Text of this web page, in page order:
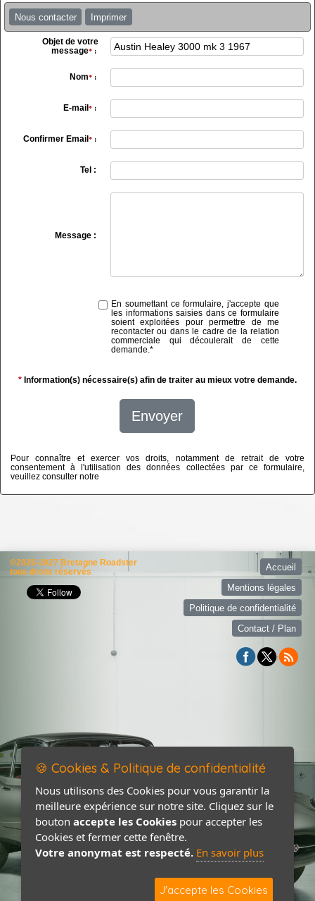
Nous contacter Imprimer
Objet de votre
message*:
Nom*:
E-mail *:
Confirmer Email *:
Tel :
Message :
En soumettant ce formulaire, j'accepte que
les informations saisies dans ce formulaire
soient exploitées pour permettre de me
recontacter ou dans le cadre de la relation
commerciale qui découlerait de cette
demande.*
* Information(s) nécessaire(s) afin de traiter au mieux votre demande.
Envoyer
Pour connaître et exercer vos droits, notamment de retrait de votre
consentement à l'utilisation des données collectées par ce formulaire,
veuillez consulter notre
©2026-2027 Bretagne Roadster
tous droits réservés
Accueil
Mentions légales
Politique de confidentialité
Contact / Plan
🍪 Cookies & Politique de confidentialité
Nous utilisons des Cookies pour vous garantir la
meilleure expérience sur notre site. Cliquez sur le
bouton accepte les Cookies pour accepter les
Cookies et fermer cette fenêtre.
Votre anonymat est respecté. En savoir plus
J'accepte les Cookies